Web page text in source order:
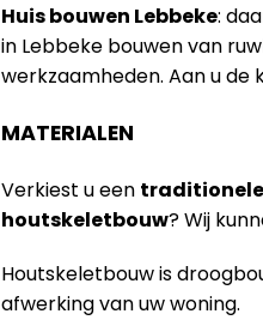
Huis bouwen Lebbeke:
in Lebbeke bouwen van
werkzaamheden. Aan u de
MATERIALEN
Verkiest u een
houtskeletbouw? Wij
Houtskeletbouw is
afwerking van uw woning.